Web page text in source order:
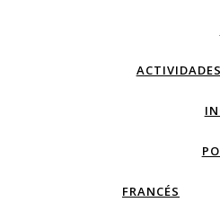
FRANCÉS